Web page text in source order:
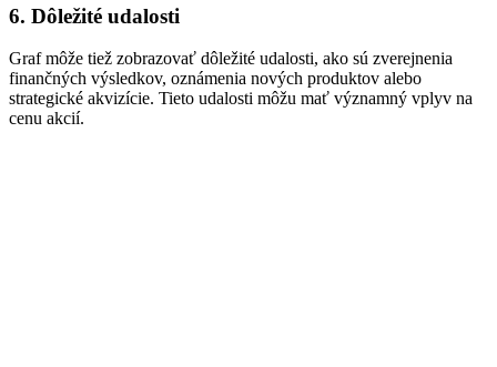
6. Dôležité udalosti
Graf môže tiež zobrazovať dôležité udalosti, ako sú zverejnenia
finančných výsledkov, oznámenia nových produktov alebo
strategické akvizície. Tieto udalosti môžu mať významný vplyv na
cenu akcií.